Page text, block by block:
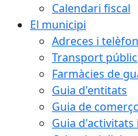
Calendari fiscal
El municipi
Adreces i
Transport públic
Farmàcies de
Guia d'entitats
Guia de
Guia